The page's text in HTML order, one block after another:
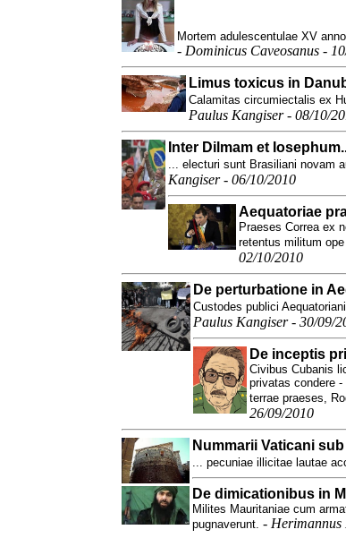
Mortem adulescentulae XV
- Dominicus Caveosanus -
Limus toxicus in
Calamitas circumiectalis ex
Paulus Kangiser - 08/10/
Inter Dilmam et
... electuri sunt Brasiliani novam
Kangiser - 06/10/2010
Aequatoriae
Praeses Correa ex
retentus militum
02/10/2010
De perturbatione in
Custodes publici
Paulus Kangiser - 30/09/
De inceptis
Civibus Cubanis
privatas condere
terrae praeses,
26/09/2010
Nummarii Vaticani
... pecuniae illicitae lautae
De dimicationibus in
Milites Mauritaniae cum
pugnaverunt. - Herimannus